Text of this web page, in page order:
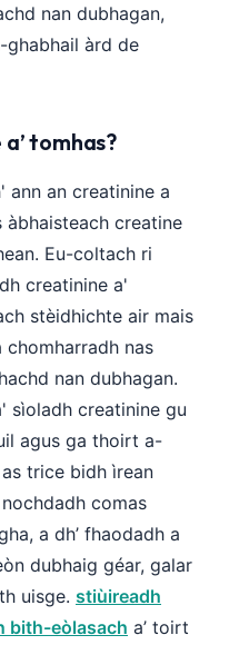
nan dubhagan,
ghabhail àrd de
tomhas?
ann an creatinine a
creatine
Eu-coltach ri
creatinine a'
stèidhichte air mais
chomharradh nas
nan dubhagan.
sìoladh creatinine gu
agus ga thoirt a-
trice bidh ìrean
comas
a dh’ fhaodadh a
dubhaig géar, galar
uisge. stiùireadh
bith-eòlasach a’ toirt